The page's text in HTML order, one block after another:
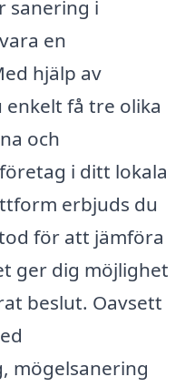
sanering i
en
hjälp av
enkelt få tre olika
och
i ditt lokala
erbjuds du
för att jämföra
ger dig möjlighet
beslut. Oavsett
mögelsanering